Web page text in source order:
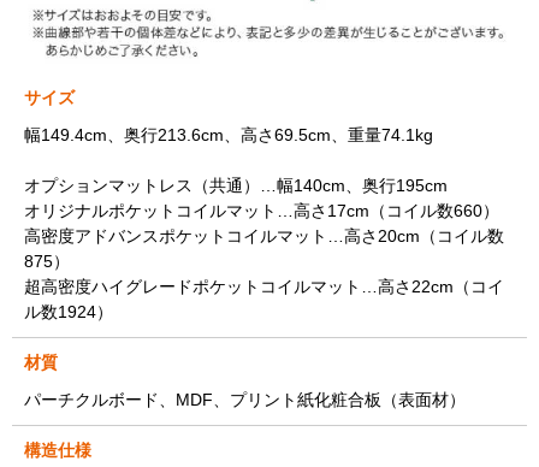
サイズ
幅149.4cm、奥行213.6cm、高さ69.5cm、重量74.1kg
オプションマットレス（共通）…幅140cm、奥行195cm
オリジナルポケットコイルマット…高さ17cm（コイル数660）
高密度アドバンスポケットコイルマット…高さ20cm（コイル数
875）
超高密度ハイグレードポケットコイルマット…高さ22cm（コイ
ル数1924）
材質
パーチクルボード、MDF、プリント紙化粧合板（表面材）
構造仕様